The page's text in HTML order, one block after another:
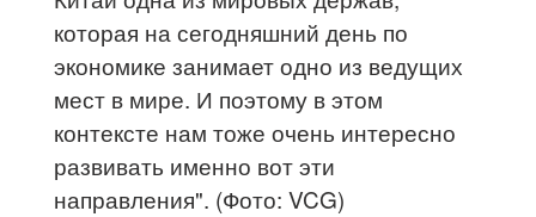
которая на сегодняшний день по
экономике занимает одно из ведущих
мест в мире. И поэтому в этом
контексте нам тоже очень интересно
развивать именно вот эти
направления". (Фото: VCG)